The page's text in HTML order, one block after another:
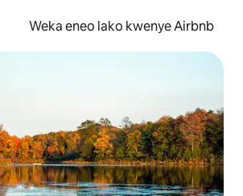
Weka eneo lako kwenye Airbnb